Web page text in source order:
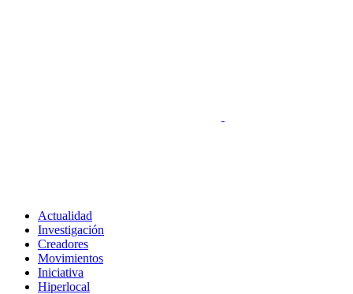
Actualidad
Investigación
Creadores
Movimientos
Iniciativa
Hiperlocal